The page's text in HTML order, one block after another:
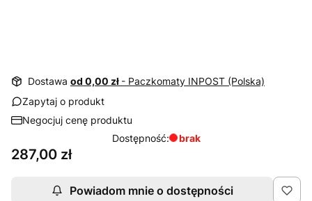
Dostawa od 0,00 zł - Paczkomaty INPOST (Polska)
Zapytaj o produkt
Negocjuj cenę produktu
Dostępność:
brak
Cena
287,00 zł
Powiadom mnie o dostępności